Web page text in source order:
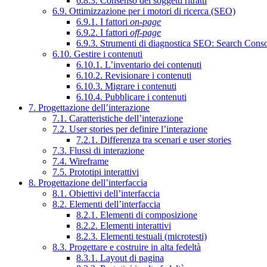
6.9. Ottimizzazione per i motori di ricerca (SEO)
6.9.1. I fattori on-page
6.9.2. I fattori off-page
6.9.3. Strumenti di diagnostica SEO: Search
6.10. Gestire i contenuti
6.10.1. L’inventario dei contenuti
6.10.2. Revisionare i contenuti
6.10.3. Migrare i contenuti
6.10.4. Pubblicare i contenuti
7. Progettazione dell’interazione
7.1. Caratteristiche dell’interazione
7.2. User stories per definire l’interazione
7.2.1. Differenza tra scenari e user stories
7.3. Flussi di interazione
7.4. Wireframe
7.5. Prototipi interattivi
8. Progettazione dell’interfaccia
8.1. Obiettivi dell’interfaccia
8.2. Elementi dell’interfaccia
8.2.1. Elementi di composizione
8.2.2. Elementi interattivi
8.2.3. Elementi testuali (microtesti)
8.3. Progettare e costruire in alta fedeltà
8.3.1. Layout di pagina